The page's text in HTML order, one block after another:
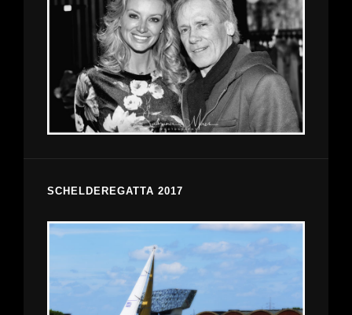
SCHELDEREGATTA 2017